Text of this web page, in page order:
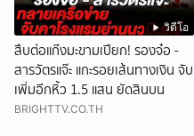
วิดีโอ
สืบต่อแก๊งมะขามเปียก! รองจ๋อ -
สารวัตรแจ๊ะ แกะรอยเส้นทางเงิน จับ
เพิ่มอีกหิ้ว 1.5 แสน ยัดสินบน
BRIGHTTV.CO.TH